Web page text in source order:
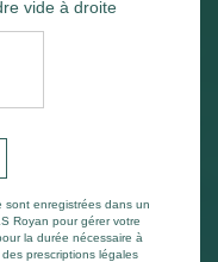
vide à droite
sont enregistrées dans un
Royan pour gérer votre
la durée nécessaire à
prescriptions légales